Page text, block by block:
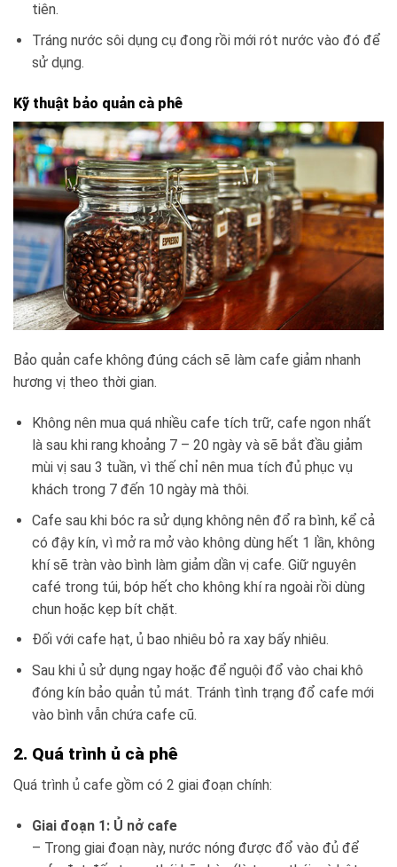
tiên.
Tráng nước sôi dụng cụ đong rồi mới rót nước vào đó để
sử dụng.
Kỹ thuật bảo quản cà phê
Bảo quản cafe không đúng cách sẽ làm cafe giảm nhanh
hương vị theo thời gian.
Không nên mua quá nhiều cafe tích trữ, cafe ngon nhất
là sau khi rang khoảng 7 – 20 ngày và sẽ bắt đầu giảm
mùi vị sau 3 tuần, vì thế chỉ nên mua tích đủ phục vụ
khách trong 7 đến 10 ngày mà thôi.
Cafe sau khi bóc ra sử dụng không nên đổ ra bình, kể cả
có đậy kín, vì mở ra mở vào không dùng hết 1 lần, không
khí sẽ tràn vào bình làm giảm dần vị cafe. Giữ nguyên
café trong túi, bóp hết cho không khí ra ngoài rồi dùng
chun hoặc kẹp bít chặt.
Đối với cafe hạt, ủ bao nhiêu bỏ ra xay bấy nhiêu.
Sau khi ủ sử dụng ngay hoặc để nguội đổ vào chai khô
đóng kín bảo quản tủ mát. Tránh tình trạng đổ cafe mới
vào bình vẫn chứa cafe cũ.
2. Quá trình ủ cà phê
Quá trình ủ cafe gồm có 2 giai đoạn chính:
Giai đoạn 1: Ủ nở cafe
– Trong giai đoạn này, nước nóng được đổ vào đủ để